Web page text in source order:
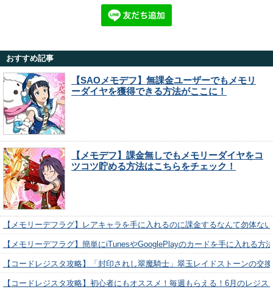
おすすめ記事
【SAOメモデフ】無課金ユーザーでもメモリ
ーダイヤを獲得できる方法がここに！
【メモデフ】課金無しでもメモリーダイヤをコ
ツコツ貯める方法はこちらをチェック！
【メモリーデフラグ】レアキャラを手に入れるのに課金するなんて勿体な
【メモリーデフラグ】簡単にiTunesやGooglePlayのカードを手に入れる方
【コードレジスタ攻略】「封印されし翠魔騎士」翠玉レイドストーンの交
【コードレジスタ攻略】初心者にもオススメ！毎週もらえる！6月のレジ